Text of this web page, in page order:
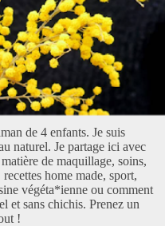
de 4 enfants. Je suis
naturel. Je partage ici avec
de maquillage, soins,
home made, sport,
végéta*ienne ou comment
et sans chichis. Prenez un
!